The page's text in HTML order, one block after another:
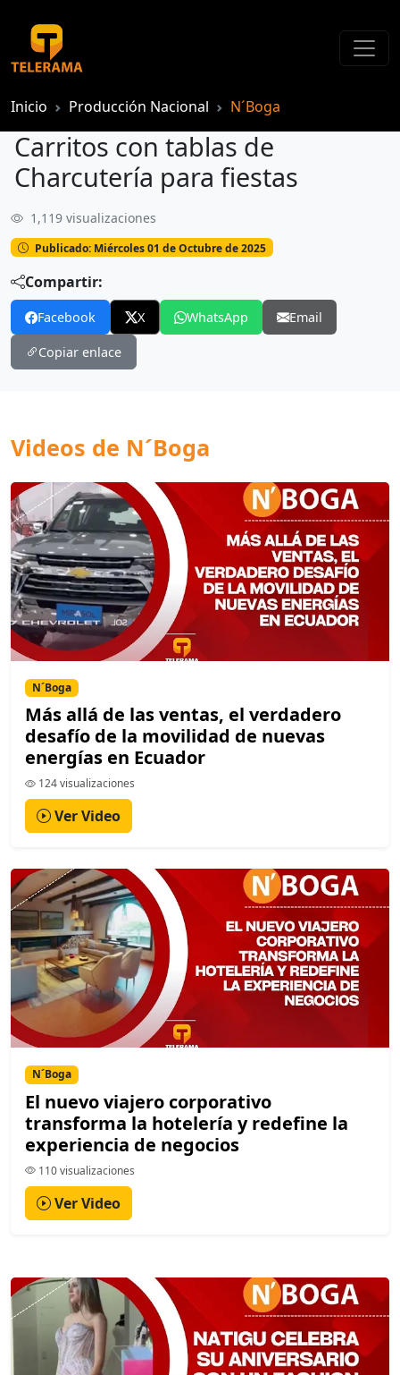
Inicio Producción Nacional N´Boga
Carritos con tablas de
Charcutería para fiestas
1,119 visualizaciones
Publicado: Miércoles 01 de Octubre de 2025
Compartir:
Facebook X WhatsApp Email
Copiar enlace
Videos de N´Boga
N´Boga
Más allá de las ventas, el verdadero
desafío de la movilidad de nuevas
energías en Ecuador
124 visualizaciones
Ver Video
N´Boga
El nuevo viajero corporativo
transforma la hotelería y redefine la
experiencia de negocios
110 visualizaciones
Ver Video